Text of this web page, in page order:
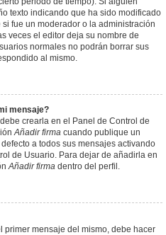
texto indicando que ha sido modificado
fue un moderador o la administración
veces el editor deja su nombre de
normales no podrán borrar sus
al mismo.
mensaje?
crearla en el Panel de Control de
Añadir firma cuando publique un
a todos sus mensajes activando
de Usuario. Para dejar de añadirla en
Añadir firma dentro del perfil.
mensaje del mismo, debe hacer